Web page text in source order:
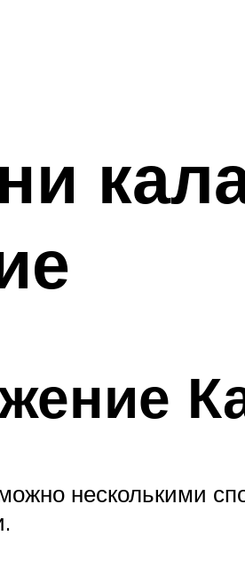
несколькими